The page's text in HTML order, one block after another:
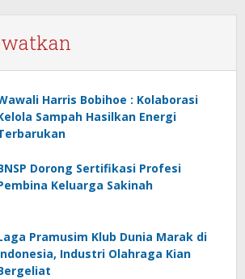
Harris Bobihoe : Kolaborasi
Sampah Hasilkan Energi
Dorong Sertifikasi Profesi
Keluarga Sakinah
Pramusim Klub Dunia Marak di
Industri Olahraga Kian